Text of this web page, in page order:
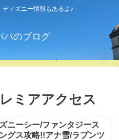
ィズニー情報もあるよ♪
パのブログ
ミアアクセス
ニーシー/ファンタジース
グス攻略!!アナ雪/ラプンツ